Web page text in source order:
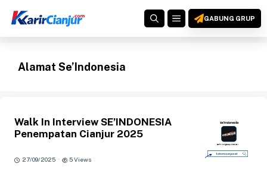
MENUGABUNG GRUP
Alamat Se’Indonesia
Walk In Interview SE’INDONESIA
Penempatan Cianjur 2025
27/09/2025 · 5 Views